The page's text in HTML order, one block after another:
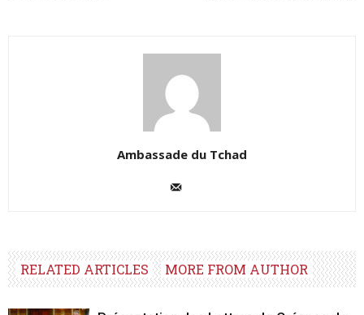
Ambassade du Tchad
RELATED ARTICLES MORE FROM AUTHOR